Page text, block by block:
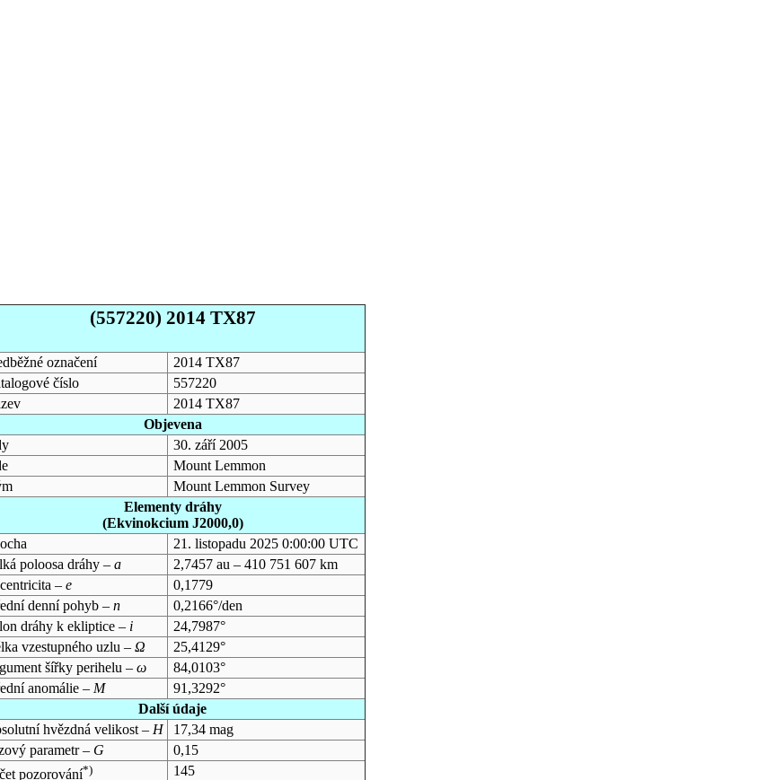
(557220) 2014 TX87
označení
2014 TX87
číslo
557220
2014 TX87
Objevena
30. září 2005
Mount Lemmon
Mount Lemmon Survey
Elementy dráhy
(Ekvinokcium J2000,0)
21. listopadu 2025 0:00:00 UTC
poloosa dráhy – a
2,7457 au – 410 751 607 km
– e
0,1779
denní pohyb – n
0,2166°/den
dráhy k ekliptice – i
24,7987°
vzestupného uzlu – Ω
25,4129°
šířky perihelu – ω
84,0103°
anomálie – M
91,3292°
Další údaje
hvězdná velikost – H
17,34 mag
parametr – G
0,15
pozorování*)
145